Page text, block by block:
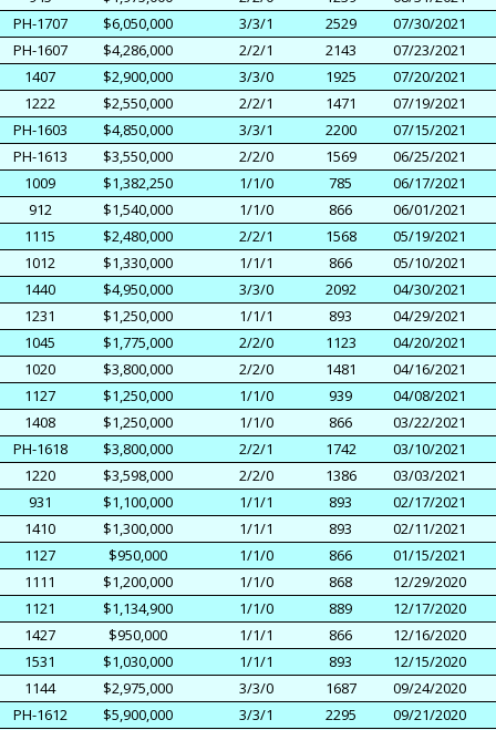
PH-1707
$6,050,000 3/3/1 2529
07/30/2021
PH-1607
$4,286,000 2/2/1 2143
07/23/2021
1407
$2,900,000 3/3/0 1925
07/20/2021
1222
$2,550,000 2/2/1 1471
07/19/2021
PH-1603
$4,850,000 3/3/1 2200
07/15/2021
PH-1613
$3,550,000 2/2/0 1569
06/25/2021
1009
$1,382,250 1/1/0 785
06/17/2021
912
$1,540,000 1/1/0 866
06/01/2021
1115
$2,480,000 2/2/1 1568
05/19/2021
1012
$1,330,000 1/1/1 866
05/10/2021
1440
$4,950,000 3/3/0 2092
04/30/2021
1231
$1,250,000 1/1/1 893
04/29/2021
1045
$1,775,000 2/2/0 1123
04/20/2021
1020
$3,800,000 2/2/0 1481
04/16/2021
1127
$1,250,000 1/1/0 939
04/08/2021
1408
$1,250,000 1/1/0 866
03/22/2021
PH-1618
$3,800,000 2/2/1 1742
03/10/2021
1220
$3,598,000 2/2/0 1386
03/03/2021
931
$1,100,000 1/1/1 893
02/17/2021
1410
$1,300,000 1/1/1 893
02/11/2021
1127
$950,000 1/1/0 866
01/15/2021
1111
$1,200,000 1/1/0 868
12/29/2020
1121
$1,134,900 1/1/0 889
12/17/2020
1427
$950,000 1/1/1 866
12/16/2020
1531
$1,030,000 1/1/1 893
12/15/2020
1144
$2,975,000 3/3/0 1687
09/24/2020
PH-1612
$5,900,000 3/3/1 2295
09/21/2020